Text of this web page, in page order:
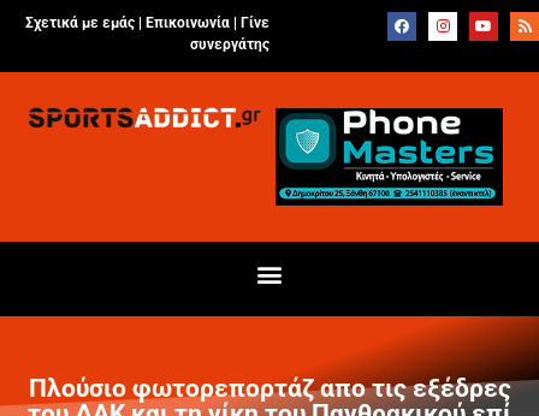
Σχετικά με εμάς | Επικοινωνία
Γίνε
συνεργάτης
Πλούσιο φωτορεπορτάζ απο τις εξέδρες